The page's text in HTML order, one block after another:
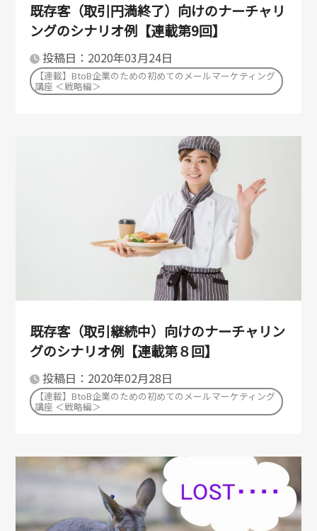
既存客（取引円満終了）向けのナーチャリ
ングのシナリオ例【連載第9回】
投稿日：2020年03月24日
【連載】BtoB企業のための初めてのメールマーケティング
講座 ＜戦略編＞
既存客（取引継続中）向けのナーチャリン
グのシナリオ例【連載第８回】
投稿日：2020年02月28日
【連載】BtoB企業のための初めてのメールマーケティング
講座 ＜戦略編＞